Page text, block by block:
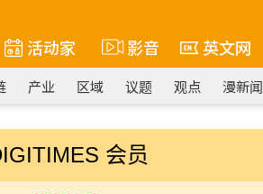
活动家 影音 英文网
产业 区域 议题 观点 漫新闻
会员